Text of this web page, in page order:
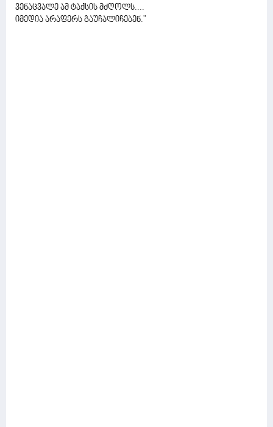
ვენაცვალე ამ ტაქსის მძღოლს....
იმედია არაფერს გაუჩალიჩებენ."